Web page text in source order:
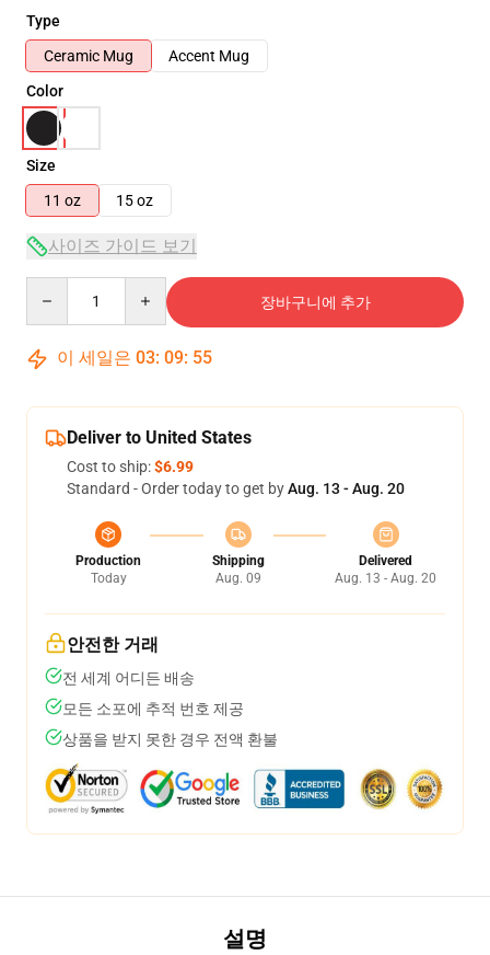
Type
Ceramic Mug
Accent Mug
Color
Size
11 oz
15 oz
사이즈 가이드 보기
장바구니에 추가
이 세일은 03: 09: 54
Deliver to United States
Cost to ship:$6.99
Standard - Order today to get byAug. 13 - Aug. 20
Production
Today
Shipping
Aug. 09
Delivered
Aug. 13 - Aug. 20
안전한 거래
전 세계 어디든 배송
모든 소포에 추적 번호 제공
상품을 받지 못한 경우 전액 환불
설명